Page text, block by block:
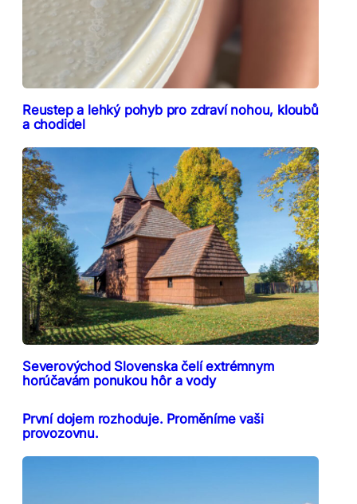
Reustep a lehký pohyb pro zdraví nohou, kloubů
a chodidel
Severovýchod Slovenska čelí extrémnym
horúčavám ponukou hôr a vody
První dojem rozhoduje. Proměníme vaši
provozovnu.